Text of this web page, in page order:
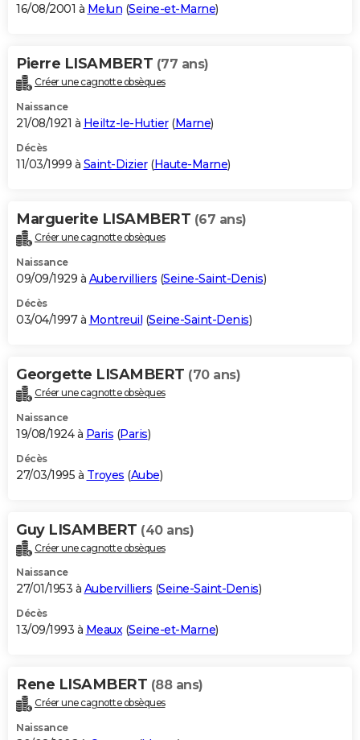
16/08/2001 à Melun (Seine-et-Marne)
Pierre LISAMBERT (77 ans)
Créer une cagnotte obsèques
Naissance
21/08/1921 à Heiltz-le-Hutier(Marne)
Décès
11/03/1999 à Saint-Dizier(Haute-Marne)
Marguerite LISAMBERT (67 ans)
Créer une cagnotte obsèques
Naissance
09/09/1929 à Aubervilliers (Seine-Saint-Denis)
Décès
03/04/1997 à Montreuil (Seine-Saint-Denis)
Georgette LISAMBERT (70 ans)
Créer une cagnotte obsèques
Naissance
19/08/1924 à Paris (Paris)
Décès
27/03/1995 à Troyes (Aube)
Guy LISAMBERT (40 ans)
Créer une cagnotte obsèques
Naissance
27/01/1953 à Aubervilliers (Seine-Saint-Denis)
Décès
13/09/1993 à Meaux(Seine-et-Marne)
Rene LISAMBERT (88 ans)
Créer une cagnotte obsèques
Naissance